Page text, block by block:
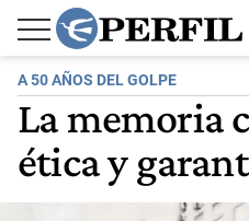
A 50 AÑOS DEL GOLPE
La memoria
ética y